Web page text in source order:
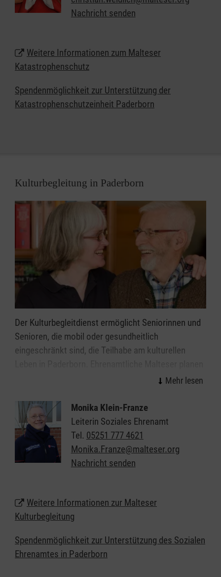
Sanitätsdienst, Technik, Betreuung und
Kommunikation/Führung. In all diesen Bereichen
bereit sind, sich für ihre Mitmenschen zu
engagieren.
Nachricht senden
Weitere Informationen zum Malteser
Katastrophenschutz
Spendenmöglichkeit zur Unterstützung der
Katastrophenschutzeinheit Paderborn
Kulturbegleitung in Paderborn
Der Kulturbegleitdienst ermöglicht Seniorinnen und
Senioren, die mobil oder gesundheitlich
eingeschränkt sind, die Teilhabe am kulturellen
und organisieren den Besuch im Theater oder Kino,
Freilicht-Veranstaltungen.
Das Team des Kulturbegleitdienstes kümmert sich
um Organisation, Eintrittskarten und den Transfer.
Erfahrene Ehrenamtliche begleiten die Gruppe, so
dass die Seniorinnen und Senioren einen
erhalten.
Monika Klein-Franze
Leiterin Soziales Ehrenamt
Tel. 05251 777 4621
Monika.Franze@malteser.org
Nachricht senden
Weitere Informationen zur Malteser
Kulturbegleitung
Spendenmöglichkeit zur Unterstützung des Sozialen
Ehrenamtes in Paderborn